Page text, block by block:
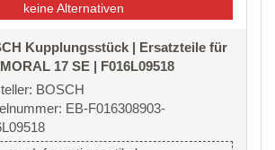
keine Alternativen
Kupplungsstück | Ersatzteile für
17 SE | F016L09518
BOSCH
EB-F016308903-